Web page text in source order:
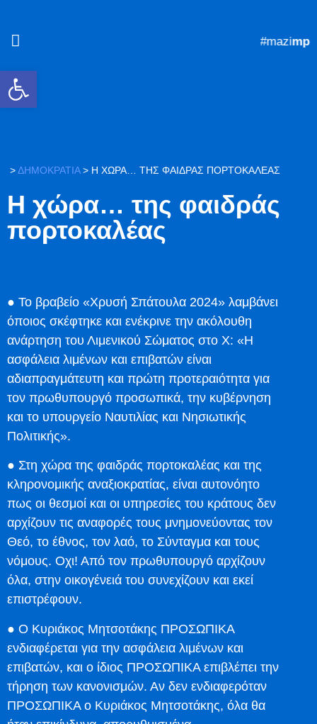
Ανοίξτε τη γραμμή εργαλείων
#mazi
>ΔΗΜΟΚΡΑΤΙΑ> Η ΧΏΡΑ… ΤΗΣ ΦΑΙΔΡΆΣ ΠΟΡΤΟΚΑΛΈΑΣ
Η χώρα… της φαιδράς
πορτοκαλέας
● Το βραβείο «Χρυσή Σπάτουλα 2024» λαμβάνει
όποιος σκέφτηκε και ενέκρινε την ακόλουθη
ανάρτηση του Λιμενικού Σώματος στο X: «Η
ασφάλεια λιμένων και επιβατών είναι
αδιαπραγμάτευτη και πρώτη προτεραιότητα για
τον πρωθυπουργό προσωπικά, την κυβέρνηση
και το υπουργείο Ναυτιλίας και Νησιωτικής
Πολιτικής».
● Στη χώρα της φαιδράς πορτοκαλέας και της
κληρονομικής αναξιοκρατίας, είναι αυτονόητο
πως οι θεσμοί και οι υπηρεσίες του κράτους δεν
αρχίζουν τις αναφορές τους μνημονεύοντας τον
Θεό, το έθνος, τον λαό, το Σύνταγμα και τους
νόμους. Οχι! Από τον πρωθυπουργό αρχίζουν
όλα, στην οικογένειά του συνεχίζουν και εκεί
επιστρέφουν.
● Ο Κυριάκος Μητσοτάκης ΠΡΟΣΩΠΙΚΑ
ενδιαφέρεται για την ασφάλεια λιμένων και
επιβατών, και ο ίδιος ΠΡΟΣΩΠΙΚΑ επιβλέπει την
τήρηση των κανονισμών. Αν δεν ενδιαφερόταν
ΠΡΟΣΩΠΙΚΑ ο Κυριάκος Μητσοτάκης, όλα θα